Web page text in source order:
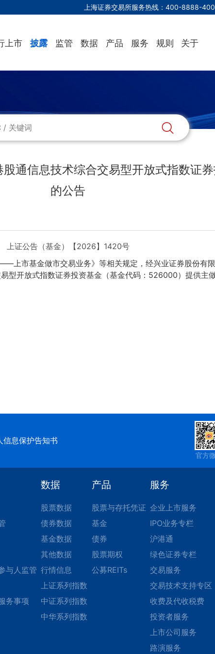
上海证券交易所服务热线： 400-8888-400
上市 披露 监管 数据 产品 服务 规则 关于
通信息技术综合交易型开放式指数证
的公告
上证公告（基金）【2026】1420号
市基金做市交易业务》等相关规定，经兴业证券股份有
型开放式指数证券投资基金（基金代码：526000）提供主做
信息保护告知书
官方
与人监管
务事项
数据
股票数据
债券数据
基金数据
其他数据
行情信息
上证系列指数
中证系列指数
中华系列指数
产品
股票与存托凭证
基金
债券
股票期权
公募REITs
服务
企业上市服务
IPO业务专栏
沪港通
绿色证券专栏
交易服务
交易技术支持专区
收费及代收税费
投资者服务
上市公司服务
路演服务